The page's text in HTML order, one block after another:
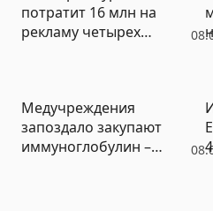
потратит 16 млн на
рекламу четырех
Медучреждения
запоздало закупают
иммуноглобулин –